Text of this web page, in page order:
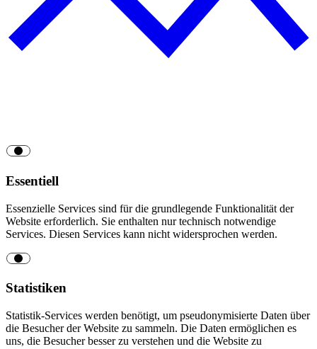
Essentiell
Essenzielle Services sind für die grundlegende Funktionalität der
Website erforderlich. Sie enthalten nur technisch notwendige
Services. Diesen Services kann nicht widersprochen werden.
Statistiken
Statistik-Services werden benötigt, um pseudonymisierte Daten über
die Besucher der Website zu sammeln. Die Daten ermöglichen es
uns, die Besucher besser zu verstehen und die Website zu